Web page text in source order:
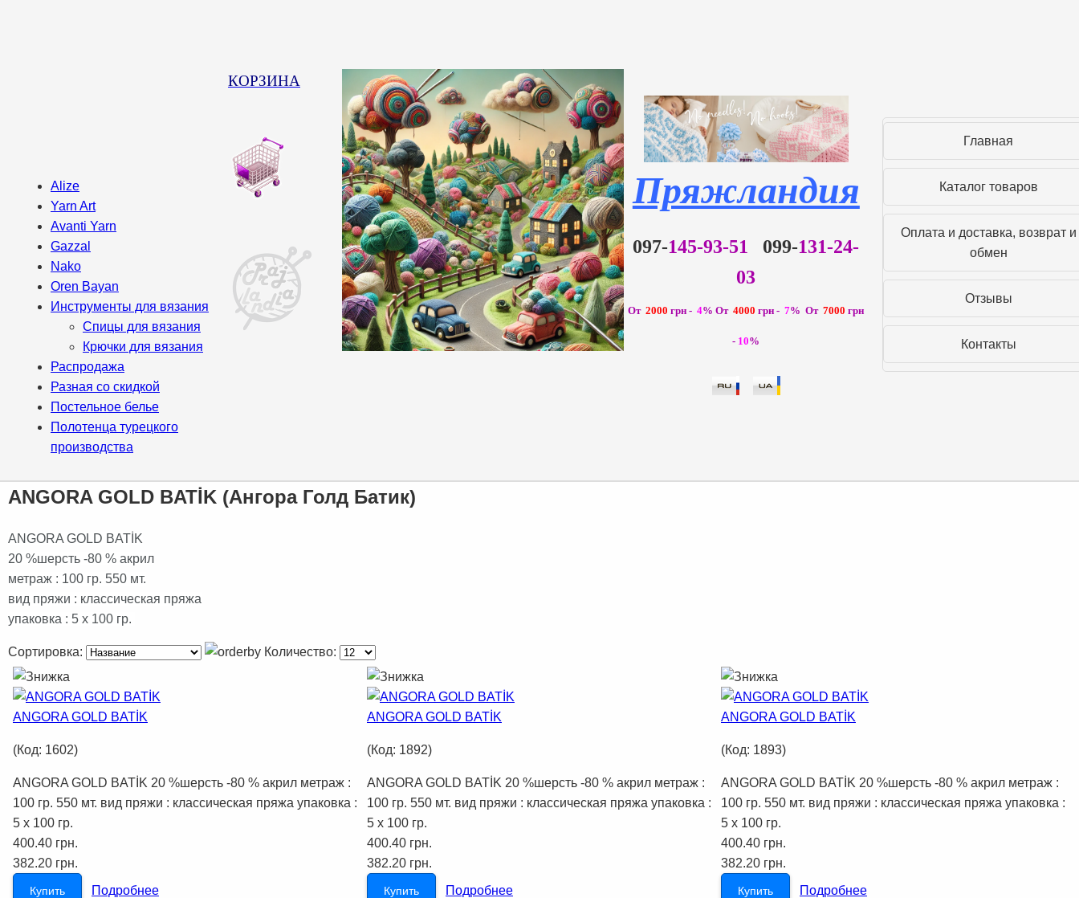
Alize
Yarn Art
Avanti Yarn
Gazzal
Nako
Oren Bayan
Инструменты для вязания
Спицы для вязания
Крючки для вязания
Распродажа
Разная со скидкой
Постельное белье
Полотенца турецкого
производства
КОРЗИНА
Пряжландия
097-145-93-51 099-131-24-
03
От 2000 грн -4%От 4000 грн -7% От 7000 грн
- 10%
Главная
Каталог товаров
Оплата и доставка, возврат и
обмен
Отзывы
Контакты
ANGORA GOLD BATİK (Ангора Голд Батик)
ANGORA GOLD BATİK
20 %шерсть -80 % акрил
метраж : 100 гр. 550 мт.
вид пряжи : классическая пряжа
упаковка : 5 x 100 гр.
Сортировка: Количество:
ANGORA GOLD BATİK
(Код: 1602)
ANGORA GOLD BATİK 20 %шерсть -80 % акрил метраж :
100 гр. 550 мт. вид пряжи : классическая пряжа упаковка :
5 x 100 гр.
400.40 грн.
382.20 грн.
Купить Подробнее
ANGORA GOLD BATİK
(Код: 1892)
ANGORA GOLD BATİK 20 %шерсть -80 % акрил метраж :
100 гр. 550 мт. вид пряжи : классическая пряжа упаковка :
5 x 100 гр.
400.40 грн.
382.20 грн.
Купить Подробнее
ANGORA GOLD BATİK
(Код: 1893)
ANGORA GOLD BATİK 20 %шерсть -80 % акрил метраж :
100 гр. 550 мт. вид пряжи : классическая пряжа упаковка :
5 x 100 гр.
400.40 грн.
382.20 грн.
Купить Подробнее